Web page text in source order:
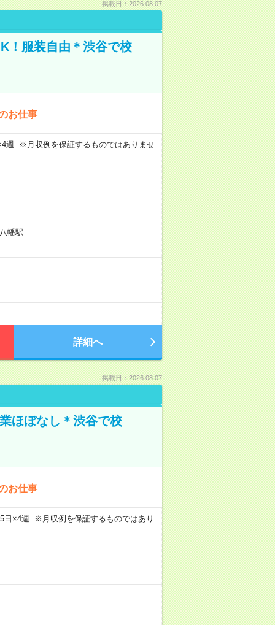
掲載日：2026.08.07
！服装自由＊渋谷で校
お仕事
週 ※月収例を保証するものではありませ
幡駅
詳細へ
掲載日：2026.08.07
ほぼなし＊渋谷で校
お仕事
×4週 ※月収例を保証するものではあり